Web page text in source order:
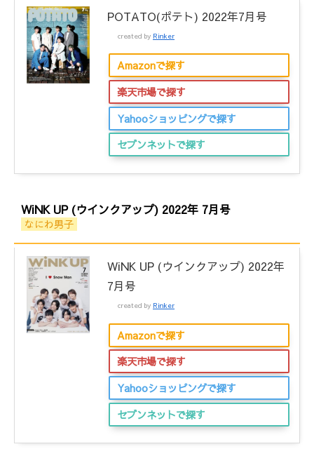
POTATO(ポテト) 2022年7月号
created by Rinker
Amazonで探す
楽天市場で探す
Yahooショッピングで探す
セブンネットで探す
WiNK UP (ウインクアップ) 2022年 7月号
なにわ男子
WiNK UP (ウインクアップ) 2022年
7月号
created by Rinker
Amazonで探す
楽天市場で探す
Yahooショッピングで探す
セブンネットで探す